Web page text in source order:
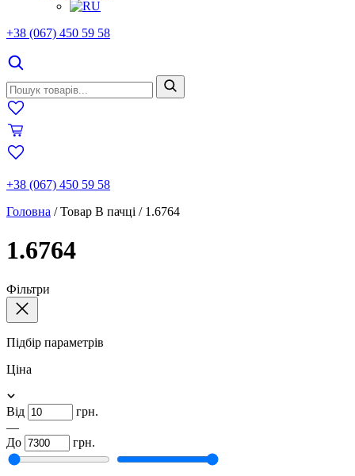
+38 (067) 450 59 58
+38 (067) 450 59 58
Головна /Товар В пачці / 1.6764
1.6764
Фільтри
Підбір параметрів
Ціна
Від
грн.
—
До
грн.